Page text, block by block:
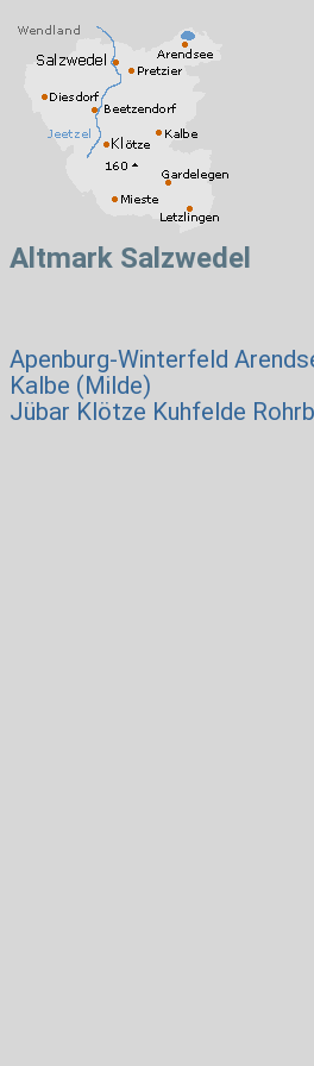
Altmark Salzwedel
Apenburg-Winterfeld
Kalbe (Milde)
Jübar Klötze Kuhfelde